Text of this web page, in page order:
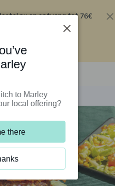
nu en ontvang tot 76€
to Marley
local offering?
there